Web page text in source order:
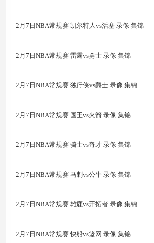
2月7日NBA常规赛 凯尔特人vs活塞 录像 集锦
2月7日NBA常规赛 雷霆vs勇士 录像 集锦
2月7日NBA常规赛 独行侠vs爵士 录像 集锦
2月7日NBA常规赛 国王vs火箭 录像 集锦
2月7日NBA常规赛 骑士vs奇才 录像 集锦
2月7日NBA常规赛 马刺vs公牛 录像 集锦
2月7日NBA常规赛 雄鹿vs开拓者 录像 集锦
2月7日NBA常规赛 快船vs篮网 录像 集锦